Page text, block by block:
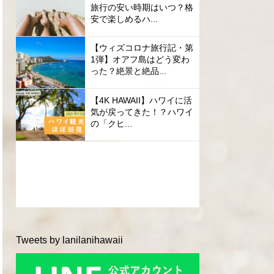
旅行の安い時期はいつ？格
安で楽しめるハ...
【ウィズコロナ旅行記・第
1弾】オアフ島はどう変わ
った？絶景と絶品...
【4K HAWAII】ハワイに活
気が戻ってきた！？ハワイ
の「クヒ...
Tweets by lanilanihawaii